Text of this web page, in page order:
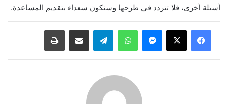
أسئلة أخرى، فلا تتردد في طرحها وسنكون سعداء بتقديم المساعدة.
ماسنجر واتساب تيلقرام مشاركة عبر البريد طباعة